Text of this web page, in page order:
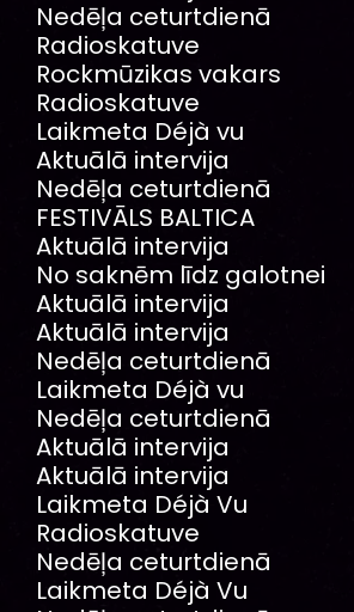
Nedēļa ceturtdienā
Radioskatuve
Rockmūzikas vakars
Radioskatuve
Laikmeta Déjà vu
Aktuālā intervija
Nedēļa ceturtdienā
FESTIVĀLS BALTICA
Aktuālā intervija
No saknēm līdz galotnei
Aktuālā intervija
Aktuālā intervija
Nedēļa ceturtdienā
Laikmeta Déjà vu
Nedēļa ceturtdienā
Aktuālā intervija
Aktuālā intervija
Laikmeta Déjà Vu
Radioskatuve
Nedēļa ceturtdienā
Laikmeta Déjà Vu